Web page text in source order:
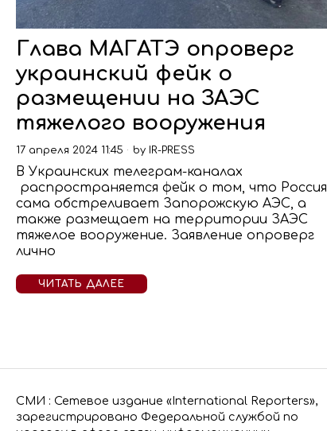
Глава МАГАТЭ опроверг
украинский фейк о
размещении на ЗАЭС
тяжелого вооружения
17 апреля 2024 11:45 by IR-PRESS
В Украинских телеграм-каналах
распространяется фейк о том, что Россия
сама обстреливает Запорожскую АЭС, а
также размещает на территории ЗАЭС
тяжелое вооружение. Заявление опроверг
лично
ЧИТАТЬ ДАЛЕЕ
СМИ : Сетевое издание «International Reporters»,
зарегистрировано Федеральной службой по